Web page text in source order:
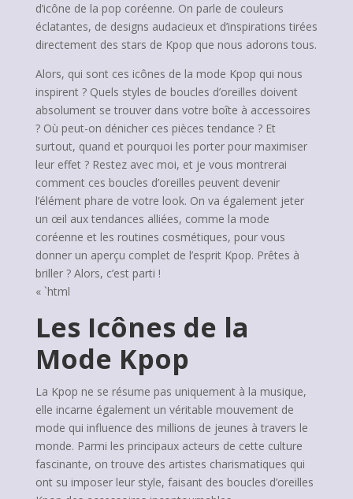
d’icône de la pop coréenne. On parle de couleurs
éclatantes, de designs audacieux et d’inspirations tirées
directement des stars de Kpop que nous adorons tous.
Alors, qui sont ces icônes de la mode Kpop qui nous
inspirent ? Quels styles de boucles d’oreilles doivent
absolument se trouver dans votre boîte à accessoires
? Où peut-on dénicher ces pièces tendance ? Et
surtout, quand et pourquoi les porter pour maximiser
leur effet ? Restez avec moi, et je vous montrerai
comment ces boucles d’oreilles peuvent devenir
l’élément phare de votre look. On va également jeter
un œil aux tendances alliées, comme la mode
coréenne et les routines cosmétiques, pour vous
donner un aperçu complet de l’esprit Kpop. Prêtes à
briller ? Alors, c’est parti !
« `html
Les Icônes de la
Mode Kpop
La Kpop ne se résume pas uniquement à la musique,
elle incarne également un véritable mouvement de
mode qui influence des millions de jeunes à travers le
monde. Parmi les principaux acteurs de cette culture
fascinante, on trouve des artistes charismatiques qui
ont su imposer leur style, faisant des boucles d’oreilles